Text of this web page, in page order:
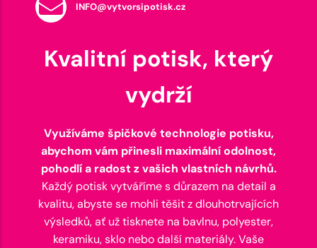
INFO@vytvorsipotisk.cz
Kvalitní potisk, který
vydrží
Využíváme špičkové technologie potisku,
abychom vám přinesli maximální odolnost,
pohodlí a radost z vašich vlastních návrhů.
Každý potisk vytváříme s důrazem na detail a
kvalitu, abyste se mohli těšit z dlouhotrvajících
výsledků, ať už tisknete na bavlnu, polyester,
keramiku, sklo nebo další materiály. Vaše